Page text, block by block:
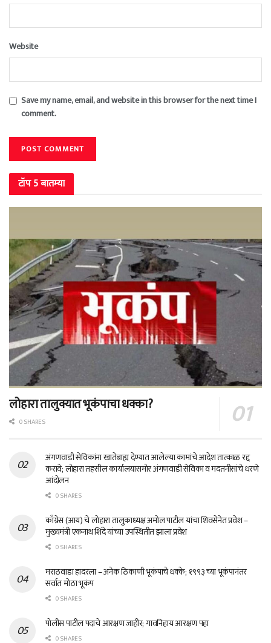
Website
Save my name, email, and website in this browser for the next time I
comment.
टॉप 5 बातम्या
लोहारा तालुक्यात भूकंपाचा धक्का?
0 SHARES
अंगणवाडी सेविकांना खातेबाह्य देण्यात आलेल्या कामांचे आदेश तात्काळ रद्द
करावे; लोहारा तहसील कार्यालयासमोर अंगणवाडी सेविका व मदतनीसांचे धरणे
आंदोलन
0 SHARES
काँग्रेस (आय) चे लोहारा तालुकाध्यक्ष अमोल पाटील यांचा शिवसेनेत प्रवेश –
मुख्यमंत्री एकनाथ शिंदे यांच्या उपस्थितीत झाला प्रवेश
0 SHARES
मराठवाडा हादरला – अनेक ठिकाणी भूकंपाचे धक्के; १९९३ च्या भूकंपानंतर
सर्वात मोठा भूकंप
0 SHARES
पोलीस पाटील पदाचे आरक्षण जाहीर; गावनिहाय आरक्षण पहा
0 SHARES